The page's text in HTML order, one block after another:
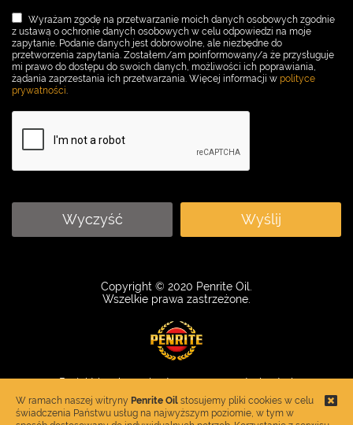
Wyrażam zgodę na przetwarzanie moich danych osobowych zgodnie
z ustawą o ochronie danych osobowych w celu odpowiedzi na moje
zapytanie. Podanie danych jest dobrowolne, ale niezbędne do
przetworzenia zapytania. Zostałem/am poinformowany/a że przysługuje
mi prawo do dostępu do swoich danych, możliwości ich poprawiania,
żądania zaprzestania ich przetwarzania. Więcej informacji w polityce
prywatności.
Wyczyść Wyślij
Copyright © 2020 Penrite Oil.
Wszelkie prawa zastrzeżone.
Projekt i wykonanie strony:www.control.net.pl
Penrite olej do Audi, BMW, Forda, Hondy, Kawasaki, Mercedesa, Seata,
W ramach naszej witryny Penrite Oil stosujemy pliki cookies w celu
świadczenia Państwu usług na najwyższym poziomie, w tym w